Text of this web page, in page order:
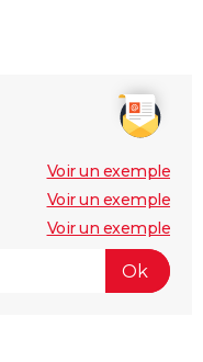
Voir un exemple
Voir un exemple
Voir un exemple